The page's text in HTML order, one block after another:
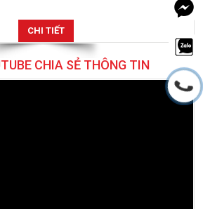
CHI TIẾT
CHIA SẺ THÔNG TIN